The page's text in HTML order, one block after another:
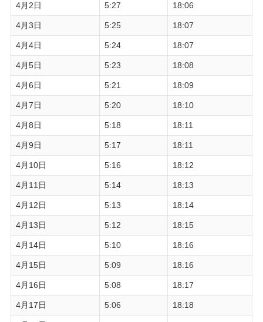
4月2日 5:27 18:06
4月3日 5:25 18:07
4月4日 5:24 18:07
4月5日 5:23 18:08
4月6日 5:21 18:09
4月7日 5:20 18:10
4月8日 5:18 18:11
4月9日 5:17 18:11
4月10日 5:16 18:12
4月11日 5:14 18:13
4月12日 5:13 18:14
4月13日 5:12 18:15
4月14日 5:10 18:16
4月15日 5:09 18:16
4月16日 5:08 18:17
4月17日 5:06 18:18